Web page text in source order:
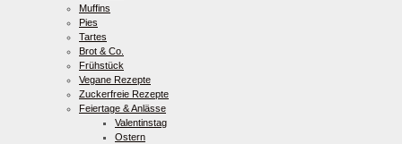
Muffins
Pies
Tartes
Brot & Co.
Frühstück
Vegane Rezepte
Zuckerfreie Rezepte
Feiertage & Anlässe
Valentinstag
Ostern